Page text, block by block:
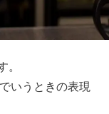
。
いうときの表現